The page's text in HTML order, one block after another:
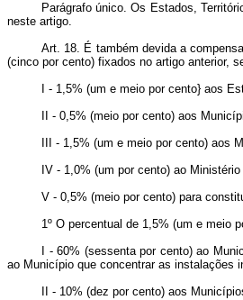
Parágrafo único. Os Estados,
neste artigo.
Art. 18. É também devida a
(cinco por cento) fixados no artigo anterior,
I - 1,5% (um e meio por cento} aos
II - 0,5% (meio por cento) aos
III - 1,5% (um e meio por cento) aos
IV - 1,0% (um por cento) ao
V - 0,5% (meio por cento) para
1º O percentual de 1,5% (um e meio
I - 60% (sessenta por cento) ao
ao Município que concentrar as instalações
II - 10% (dez por cento) aos